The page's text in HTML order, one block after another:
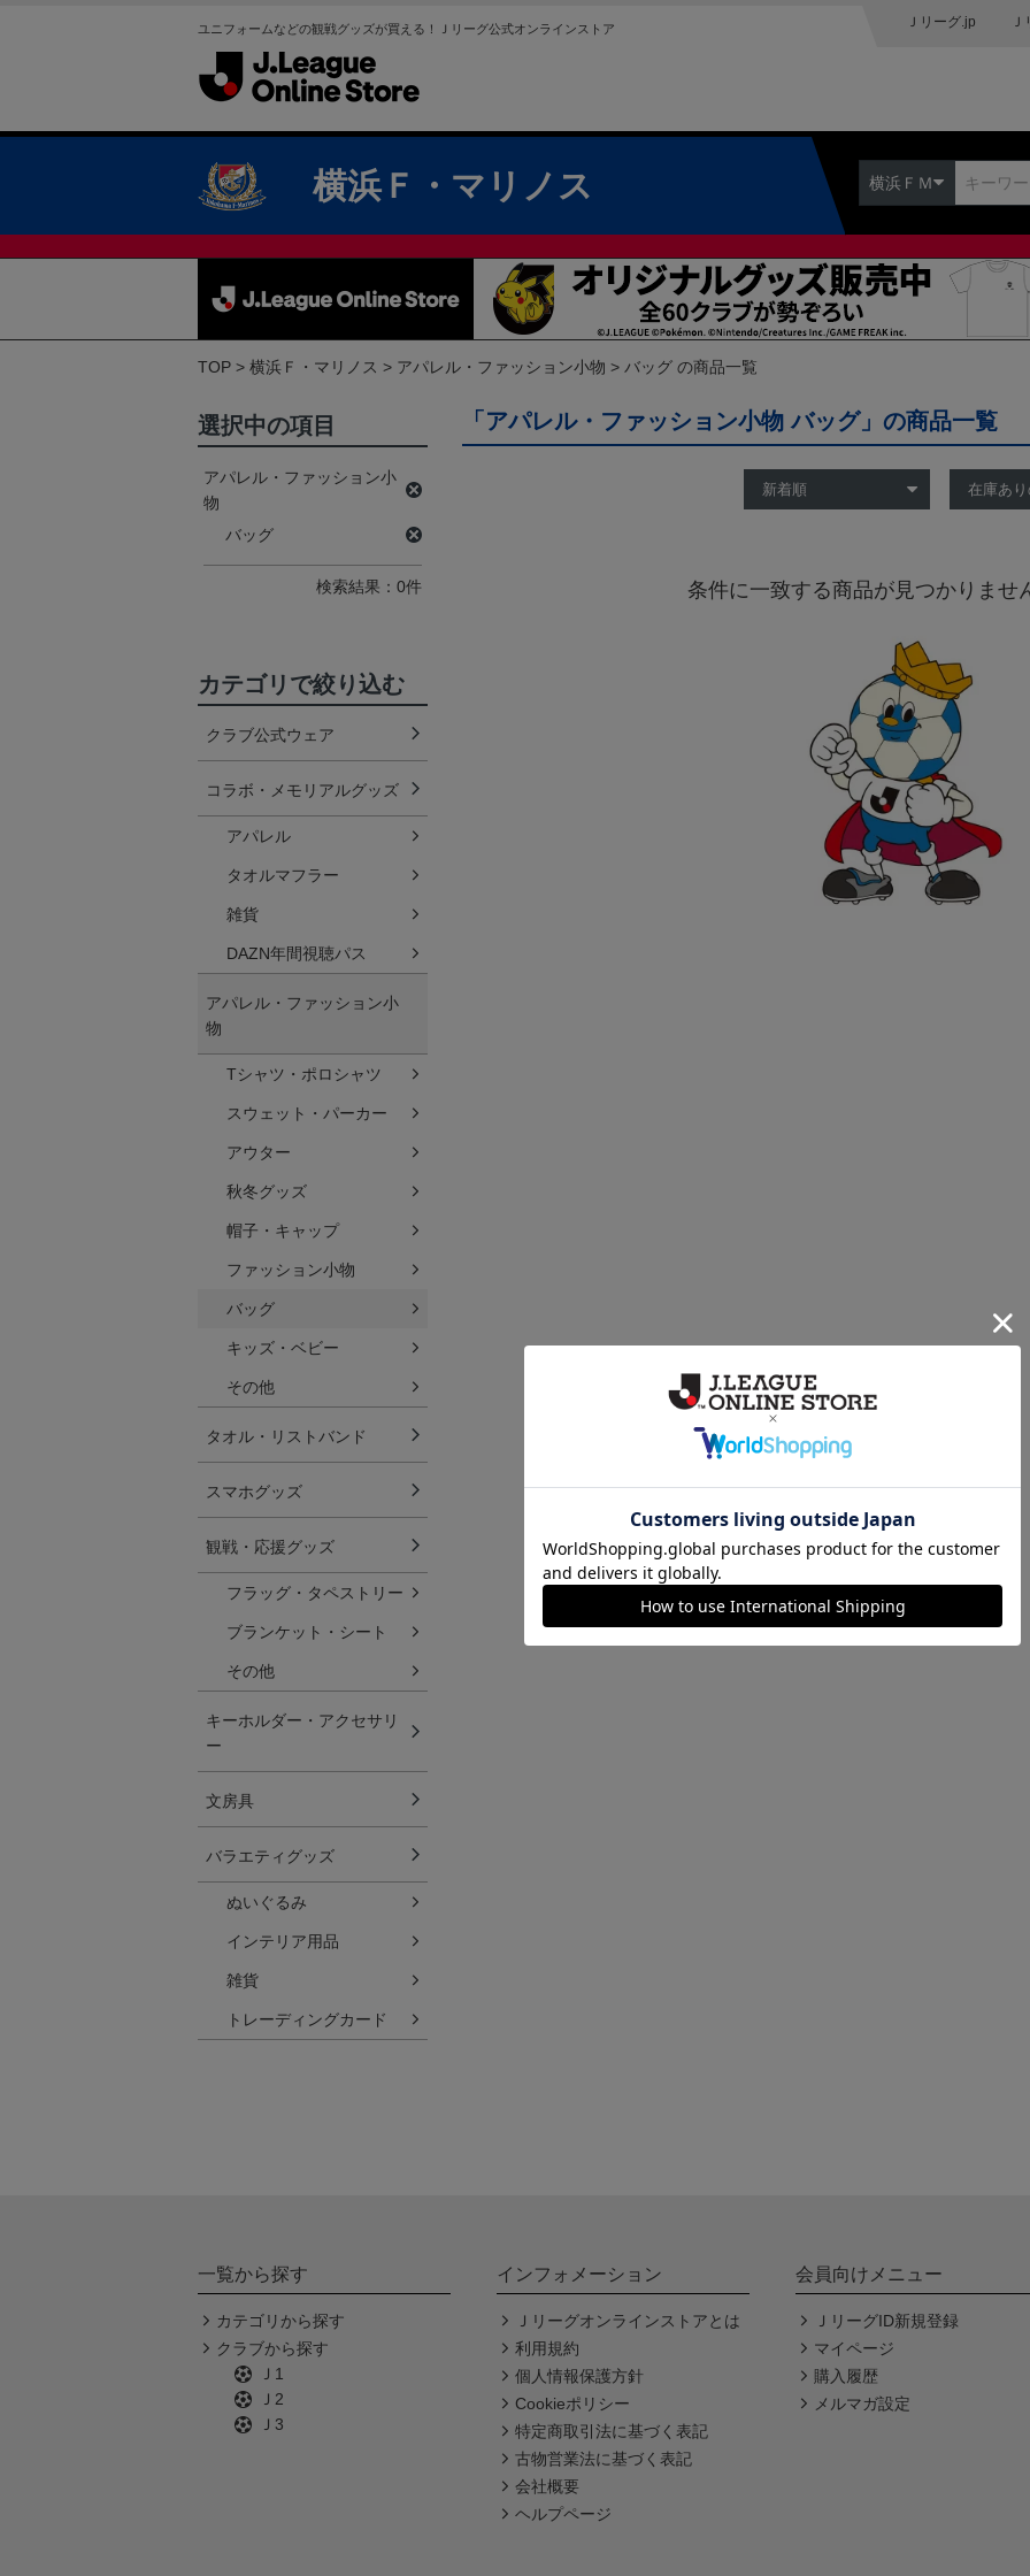
ユニフォームなどの観戦グッズが買える！Ｊリーグ公式オンラインストア Ｊリーグ.jp
横浜Ｆ・マリノス 横浜ＦＭ
TOP 横浜Ｆ・マリノス アパレル・ファッション小物 バッグ の商品一覧
「アパレル・ファッション小物 バッグ」の商品一覧
条件に一致する商品が見つかりませ
選択中の項目
アパレル・ファッション小
物
バッグ
検索結果：0件
カテゴリで絞り込む
クラブ公式ウェア
コラボ・メモリアルグッズ
アパレル
タオルマフラー
雑貨
DAZN年間視聴パス
アパレル・ファッション小
物
Tシャツ・ポロシャツ
スウェット・パーカー
アウター
秋冬グッズ
帽子・キャップ
ファッション小物
バッグ
キッズ・ベビー
その他
タオル・リストバンド
スマホグッズ
観戦・応援グッズ
フラッグ・タペストリー
ブランケット・シート
その他
キーホルダー・アクセサリ
ー
文房具
バラエティグッズ
ぬいぐるみ
インテリア用品
雑貨
トレーディングカード
一覧から探す
カテゴリから探す
クラブから探す
Ｊ1
Ｊ2
Ｊ3
インフォメーション
Ｊリーグオンラインストアとは
利用規約
個人情報保護方針
Cookieポリシー
特定商取引法に基づく表記
古物営業法に基づく表記
会社概要
ヘルプページ
会員向けメニュー
ＪリーグID新規登録
マイページ
購入履歴
メルマガ設定